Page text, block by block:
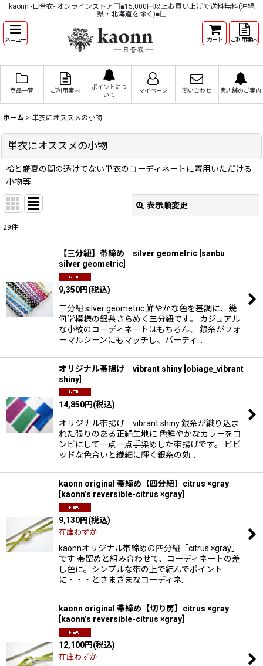
kaonn -日音衣- オンラインストア□■15,000円以上お買い上げで送料無料(沖縄
県・北海道を除く)■□
メニュー カート ご利用案内
商品一覧 ご利用案内
ポイントにつ
いて
マイページ 問い合わせ 実店舗のご案内
ホーム > 単衣にオススメの小物
単衣にオススメの小物
袷と盛夏の間の透けてない単衣のコーディネートに着用いただける
小物等
表示順変更
絞り込む
29件
【三分紐】帯締め silver geometric sanbu
silver geometric
9,350円(税込)
三分紐 silver geometric 鮮やかな色を基調に、幾
何学模様の銀糸きらめく三分紐です。 カジュアル
な小紋のコーディネートはもちろん、 銀糸がフォ
ーマルシーンにもマッチし、パーティ…
オリジナル帯揚げ vibrant shiny obiage_vibrant
shiny
14,850円(税込)
オリジナル帯揚げ vibrant shiny 銀糸が織り込ま
れた張りのある正絹生地に 色鮮やかなカラーをコ
ンビにして一点一点手染めした帯揚げです。 ビビ
ッドな色合いと繊細に輝く銀糸の効…
kaonn original 帯締め【四分紐】citrus ×gray
kaonn’s reversible-citrus ×gray
9,130円(税込)
在庫わずか
kaonnオリジナル帯締めの四分紐「citrus ×gray」
です 帯留めと組み合わせて、コーディネートの差
し色に。シンプルな帯の上で結んでポイント
に・・・とさまざまなコーディネ…
kaonn original 帯締め【切り房】citrus ×gray
kaonn’s reversible-citrus ×gray
12,100円(税込)
在庫わずか